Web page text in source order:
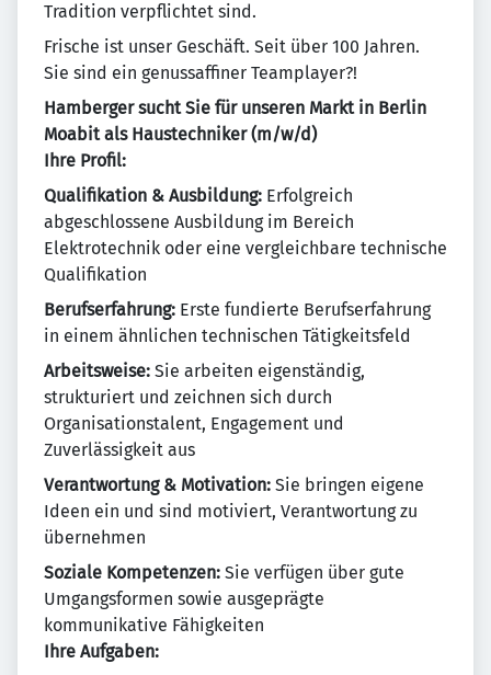
Tradition verpflichtet sind.
Frische ist unser Geschäft. Seit über 100 Jahren.
Sie sind ein genussaffiner Teamplayer?!
Hamberger sucht Sie für unseren Markt in Berlin
Moabit als Haustechniker (m/w/d)
Ihre Profil:
Qualifikation & Ausbildung: Erfolgreich
abgeschlossene Ausbildung im Bereich
Elektrotechnik oder eine vergleichbare technische
Qualifikation
Berufserfahrung: Erste fundierte Berufserfahrung
in einem ähnlichen technischen Tätigkeitsfeld
Arbeitsweise: Sie arbeiten eigenständig,
strukturiert und zeichnen sich durch
Organisationstalent, Engagement und
Zuverlässigkeit aus
Verantwortung & Motivation: Sie bringen eigene
Ideen ein und sind motiviert, Verantwortung zu
übernehmen
Soziale Kompetenzen: Sie verfügen über gute
Umgangsformen sowie ausgeprägte
kommunikative Fähigkeiten
Ihre Aufgaben: